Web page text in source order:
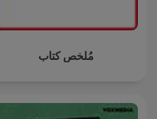
مُلخص كتاب